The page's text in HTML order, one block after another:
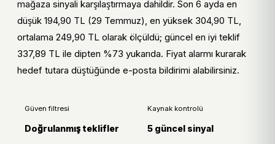
Satı
n
alma
Coca Cola 6x250 ml Cam Şişe için fiyat alarmı,
geçmiş fiyat trendi ve mağaza güven sinyali
birlikte değerlendirilir.
indirimli.com karar özeti
mağaza sinyali karşılaştırmaya dahildir. Son 6 ayda en
düşük 194,90 TL (29 Temmuz), en yüksek 304,90 TL,
ortalama 249,90 TL olarak ölçüldü; güncel en iyi teklif
337,89 TL ile dipten %73 yukarıda. Fiyat alarmı kurarak
hedef tutara düştüğünde e-posta bildirimi alabilirsiniz.
Güven filtresi
Doğrulanmış teklifler
Kaynak kontrolü
5 güncel sinyal